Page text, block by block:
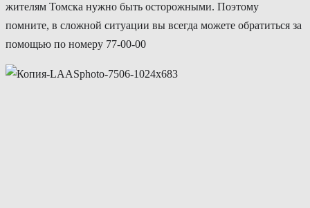
жителям Томска нужно быть осторожными. Поэтому
помните, в сложной ситуации вы всегда можете обратиться за
помощью по номеру 77-00-00